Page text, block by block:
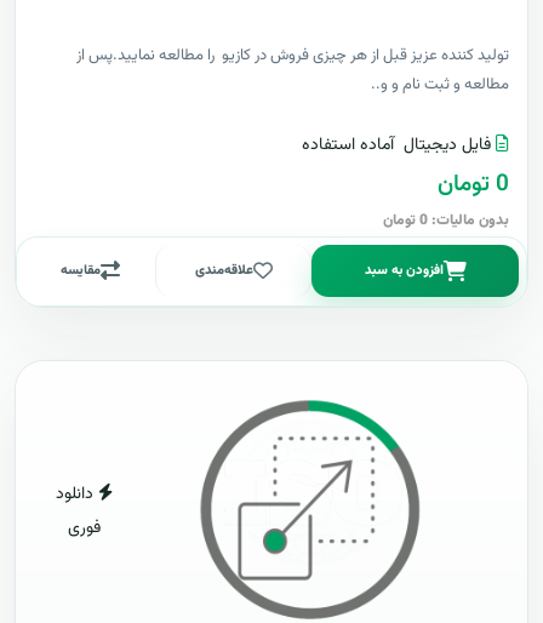
توليد کننده عزيز قبل از هر چیزی فروش در کازیو را مطالعه نمایید.پس از
مطالعه و ثبت نام و و..
فایل دیجیتال آماده استفاده
0 تومان
بدون مالیات: 0 تومان
افزودن به سبد علاقه‌مندی مقایسه
دانلود
فوری